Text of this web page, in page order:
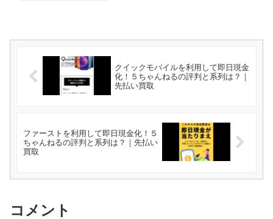
クイックモバイルを利用して即日現金
化！５ちゃんねるの評判と系列は？｜
先払い買取
ファーストを利用して即日現金化！５
ちゃんねるの評判と系列は？｜先払い
買取
コメント